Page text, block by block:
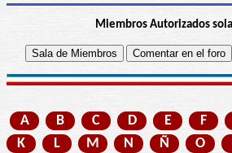
Miembros Autorizados
A B C D E F
K
L M N Ñ O